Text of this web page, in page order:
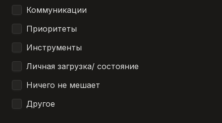
Коммуникации
Приоритеты
Инструменты
Личная загрузка/ состояние
Ничего не мешает
Другое